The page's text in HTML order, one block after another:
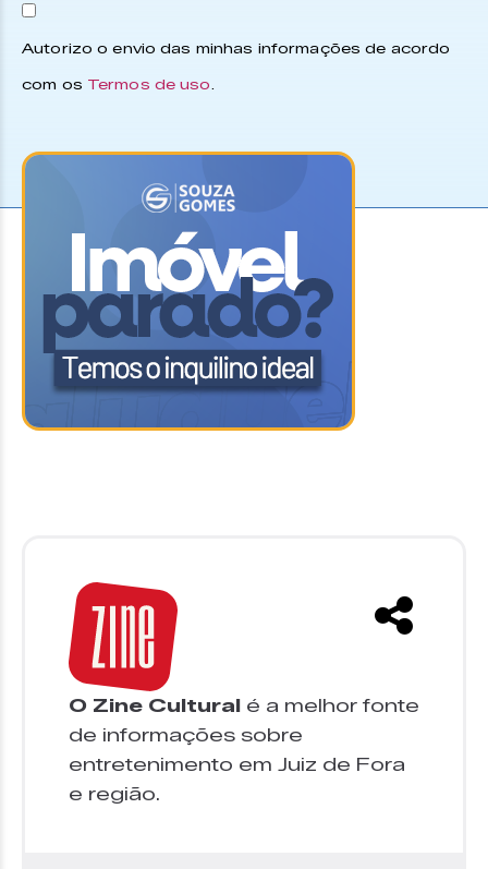
Autorizo o envio das minhas informações de acordo
com os Termos de uso.
O Zine Cultural é a melhor fonte
de informações sobre
entretenimento em Juiz de Fora
e região.